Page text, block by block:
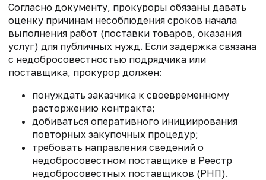
Согласно документу, прокуроры обязаны давать
оценку причинам несоблюдения сроков начала
выполнения работ (поставки товаров, оказания
услуг) для публичных нужд. Если задержка связана
с недобросовестностью подрядчика или
поставщика, прокурор должен:
понуждать заказчика к своевременному
расторжению контракта;
добиваться оперативного инициирования
повторных закупочных процедур;
требовать направления сведений о
недобросовестном поставщике в Реестр
недобросовестных поставщиков (РНП).